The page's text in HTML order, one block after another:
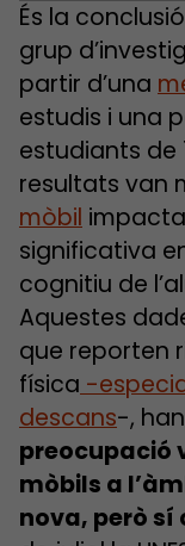
És la
grup
partir d’una
estudis i una
estudiants de
resultats van
mòbil
significativa
cognitiu de
Aquestes
que reporten
física -
descans-,
preocupació
mòbils a
nova, però sí